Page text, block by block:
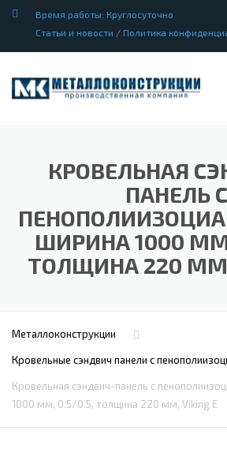
Время работы: Круглосуточно
Статьи и новости / Политика
КРОВЕЛЬНАЯ
ПАНЕЛЬ С
ШИРИНА 1000
ТОЛЩИНА 220 ММ,
Металлоконструкции
Кровельные сэндвич панели с
Кровельная сэндвич-панель с
1000 мм, 0.5/0.5, толщина 220 мм, Viking E